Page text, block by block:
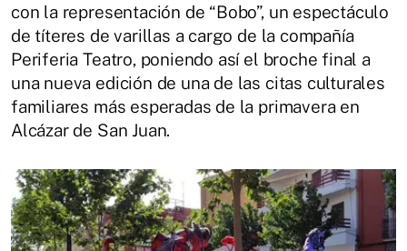
con la representación de “Bobo”, un espectáculo
de títeres de varillas a cargo de la compañía
Periferia Teatro, poniendo así el broche final a
una nueva edición de una de las citas culturales
familiares más esperadas de la primavera en
Alcázar de San Juan.